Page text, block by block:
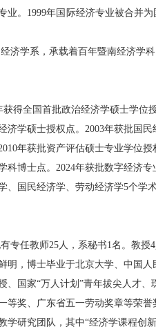
业。 1999年国际经济专业被合并
济学系，承载着百年暨南经济学
获得全国首批政治经济学硕士学位
济学硕士授权点。 2003年获批国民
年获批资产评估硕士专业学位授
科博士点。 2024年获批数字经济专
、国民经济学、劳动经济学5个学
专任教师25人，系秘书1名。教授4
明，博士毕业于北京大学、中国
、
国家“万人计划”青年拔尖人才、
等奖、广东省五一劳动奖章等荣
学研究团队，其中“经济学课程创